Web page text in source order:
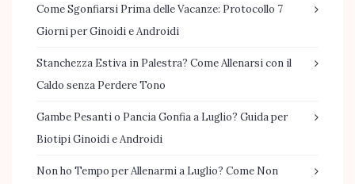
Come Sgonfiarsi Prima delle Vacanze: Protocollo 7
Giorni per Ginoidi e Androidi
Stanchezza Estiva in Palestra? Come Allenarsi con il
Caldo senza Perdere Tono
Gambe Pesanti o Pancia Gonfia a Luglio? Guida per
Biotipi Ginoidi e Androidi
Non ho Tempo per Allenarmi a Luglio? Come Non